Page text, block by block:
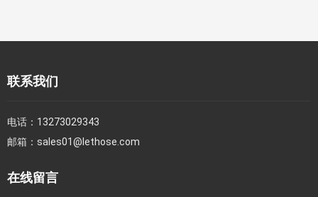
联系我们
电话： 13273029343
邮箱： sales01@lethose.com
在线留言